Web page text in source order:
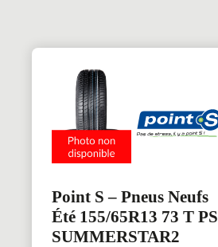
Point S – Pneus Neufs
Été 155/65R13 73 T PS
SUMMERSTAR2